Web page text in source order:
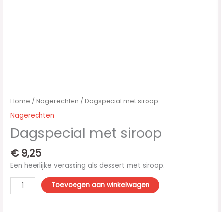
Home /Nagerechten / Dagspecial met siroop
Nagerechten
Dagspecial met siroop
€9,25
Een heerlijke verassing als dessert met siroop.
Toevoegen aan winkelwagen